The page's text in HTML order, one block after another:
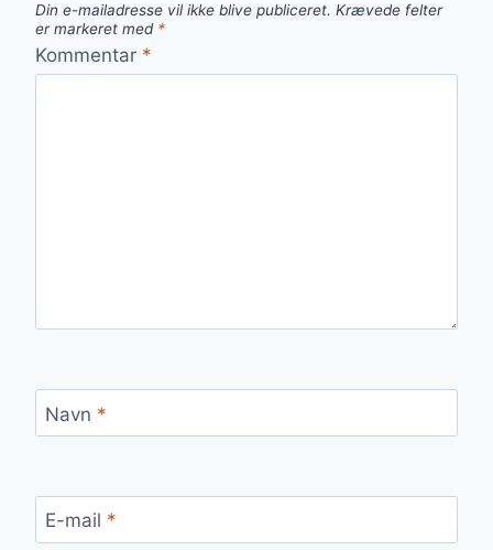
Din e-mailadresse vil ikke blive publiceret. Krævede felter
er markeret med *
Kommentar *
Navn *
E-mail *